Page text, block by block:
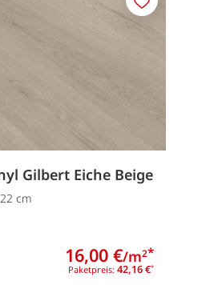
Gilbert Eiche Beige
cm
Paketpreis: 42,16 €*
16,00 €/m2*
Merken